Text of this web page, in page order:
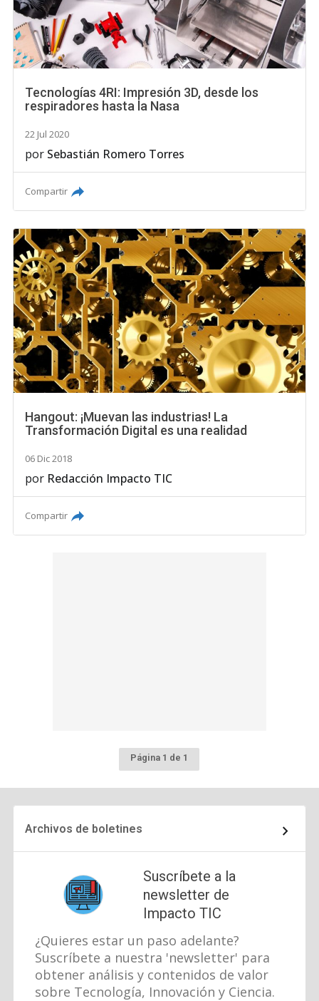
Tecnologías 4RI: Impresión 3D, desde los
respiradores hasta la Nasa
22 Jul 2020
por Sebastián Romero Torres
Compartir
Hangout: ¡Muevan las industrias! La
Transformación Digital es una realidad
06 Dic 2018
por Redacción Impacto TIC
Compartir
Página 1 de 1
Archivos de boletines
Suscríbete a la
newsletter de
Impacto TIC
¿Quieres estar un paso adelante?
Suscríbete a nuestra 'newsletter' para
obtener análisis y contenidos de valor
sobre Tecnología, Innovación y Ciencia.